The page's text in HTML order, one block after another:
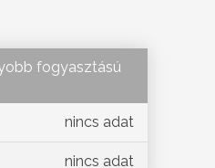
fogyasztású
nincs adat
nincs adat